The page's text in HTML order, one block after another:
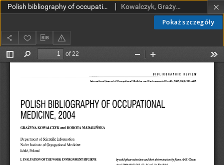
Pokaż szczegóły
Polish bibliography of occupational medicine, 2004 Kowalczyk, Grażyna; Madalińska, Dorota